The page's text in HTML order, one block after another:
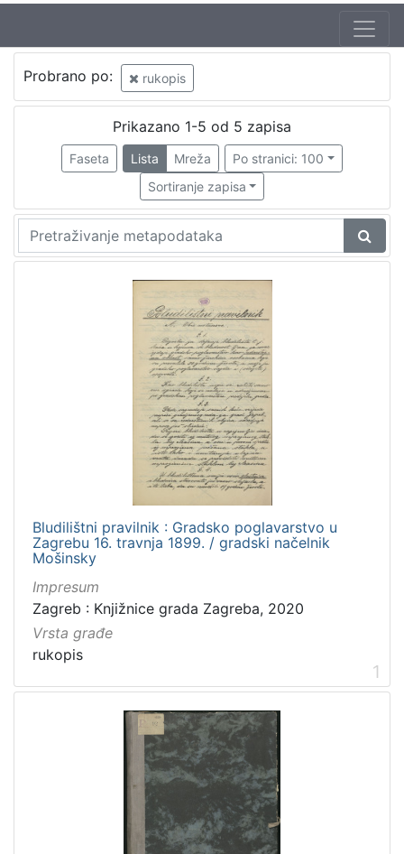
Jezik
hrvatski
Nakladnička
cjelina
Zagreb na pragu modernog doba
Propisi Gradskog poglavarstva
Digitalizirana zagrebačka baština
Rukopisi
Probrano po: rukopis
Prikazano 1-5 od 5 zapisa
Faseta Lista Mreža
Po stranici: 100
Sortiranje zapisa
Bludilištni pravilnik : Gradsko poglavarstvo u
Zagrebu 16. travnja 1899. / gradski načelnik
Mošinsky
Impresum
Zagreb : Knjižnice grada Zagreba, 2020
Vrsta građe
rukopis
1